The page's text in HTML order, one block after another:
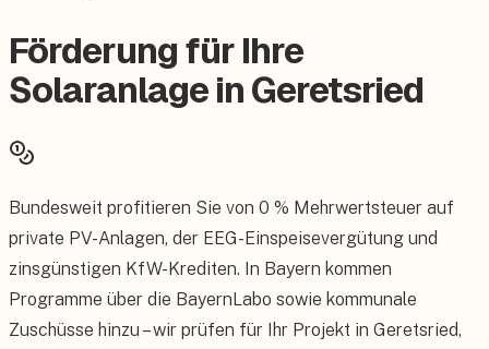
Förderung für Ihre
Solaranlage in Geretsried
Bundesweit profitieren Sie von 0 % Mehrwertsteuer auf
private PV-Anlagen, der EEG-Einspeisevergütung und
zinsgünstigen KfW-Krediten. In Bayern kommen
Programme über die BayernLabo sowie kommunale
Zuschüsse hinzu – wir prüfen für Ihr Projekt in Geretsried,